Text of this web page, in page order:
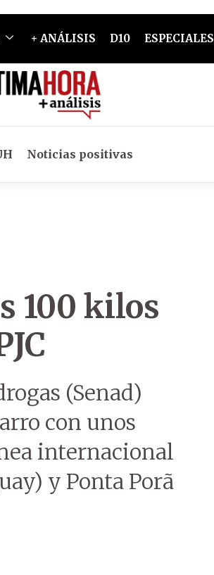
+ ANÁLISIS D10 ESPECIALES
Noticias positivas
100 kilos
(Senad)
con unos
internacional
y Ponta Porã